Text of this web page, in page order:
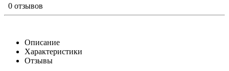
0 отзывов
Описание
Характеристики
Отзывы